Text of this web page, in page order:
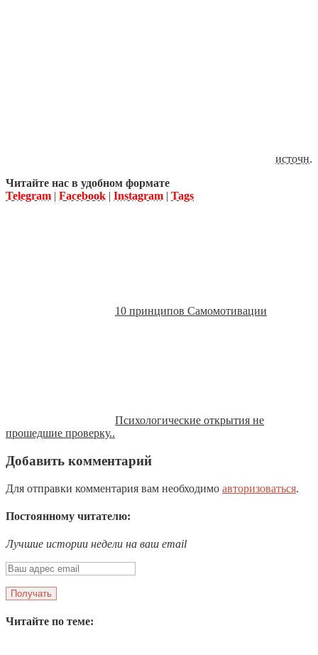
источн.
Читайте нас в удобном формате
Telegram | Facebook | Instagram | Tags
10 принципов Самомотивации
Психологические открытия не
прошедшие проверку..
Добавить комментарий
Для отправки комментария вам необходимо авторизоваться.
Постоянному читателю:
Лучшие истории недели на ваш email
Читайте по теме: